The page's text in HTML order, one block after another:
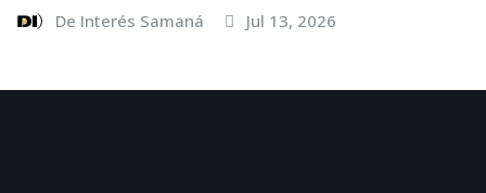
De Interés Samaná Jul 13, 2026